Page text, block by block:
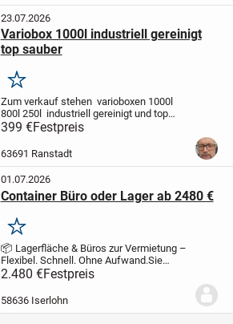
23.07.2026
Variobox 1000l industriell gereinigt
top sauber
Merken
Zum verkauf stehen varioboxen 1000l
800l 250l industriell gereinigt und top
sauber.Hochsicherheitscontainer mit
Leckalarm.siehe Bilder. Dies ist ein top
Produkt. Deutschlandweiter Versand...
399 €Festpreis
63691 Ranstadt
01.07.2026
Container Büro oder Lager ab 2480 €
Merken
📦 Lagerfläche & Büros zur Vermietung –
Flexibel. Schnell. Ohne Aufwand.Sie
brauchen Lagerplatz oder Bürofläche? Wir
haben die Lösung!
nutzbare Lager- und Bürocontainer, die
ohne...
2.480 €Festpreis
58636 Iserlohn